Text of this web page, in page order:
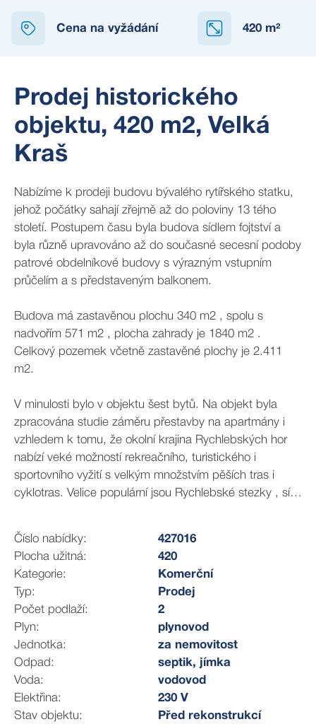
Cena na vyžádání 420 m²
Prodej historického
objektu, 420 m2, Velká
Kraš
Nabízíme k prodeji budovu bývalého rytířského statku,
jehož počátky sahají zřejmě až do poloviny 13 tého
století. Postupem času byla budova sídlem fojtství a
byla různě upravováno až do současné secesní podoby
patrové obdelníkové budovy s výrazným vstupním
průčelím a s představeným balkonem.
Budova má zastavěnou plochu 340 m2 , spolu s
nadvořím 571 m2 , plocha zahrady je 1840 m2 .
Celkový pozemek včetně zastavěné plochy je 2.411
m2.
V minulosti bylo v objektu šest bytů. Na objekt byla
zpracována studie záměru přestavby na apartmány i
vzhledem k tomu, že okolní krajina Rychlebských hor
nabízí veké možností rekreačního, turistického i
sportovního vyžití s velkým množstvím pěších tras i
cyklotras. Velice populární jsou Rychlebské stezky , síť
velkorysé rodinné sídlo či spojit bydlení s podnikáním.
Velikost pozemku vybízí k případné další stavbě na
pozemku či vybudování zázemí pro dům. Objekt není
památkové chráněn.
Více informací rád poskytnu na vyžádání.
Číslo nabídky:
427016
Plocha užitná:
420
Kategorie:
Komerční
Typ:
Prodej
Počet podlaží:
2
Plyn:
plynovod
Jednotka:
za nemovitost
Odpad:
septik, jímka
Voda:
vodovod
Elektřina:
230 V
Stav objektu:
Před rekonstrukcí